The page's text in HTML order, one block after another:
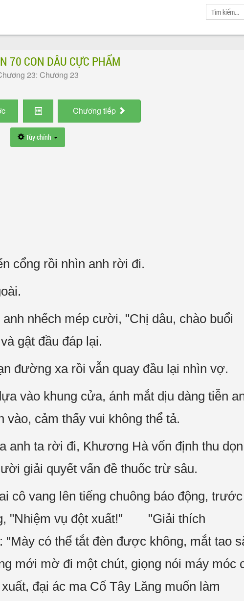
70 CON DÂU CỰC PHẨM
23: Chương 23
Chương tiếp
Tùy chỉnh
cổng rồi nhìn anh rời đi.
nhếch mép cười, "Chị dâu, chào buổi
gật đầu đáp lại.
đường xa rồi vẫn quay đầu lại nhìn vợ.
vào khung cửa, ánh mắt dịu dàng tiễn
cảm thấy vui không thể tả.
anh ta rời đi, Khương Hà vốn định thu
giải quyết vấn đề thuốc trừ sâu.
cô vang lên tiếng chuông báo động, trước
"Nhiệm vụ đột xuất!" "Giải thích
có thể tắt đèn được không, mắt tao
mờ đi một chút, giọng nói máy móc
đại ác ma Cố Tây Lăng muốn làm